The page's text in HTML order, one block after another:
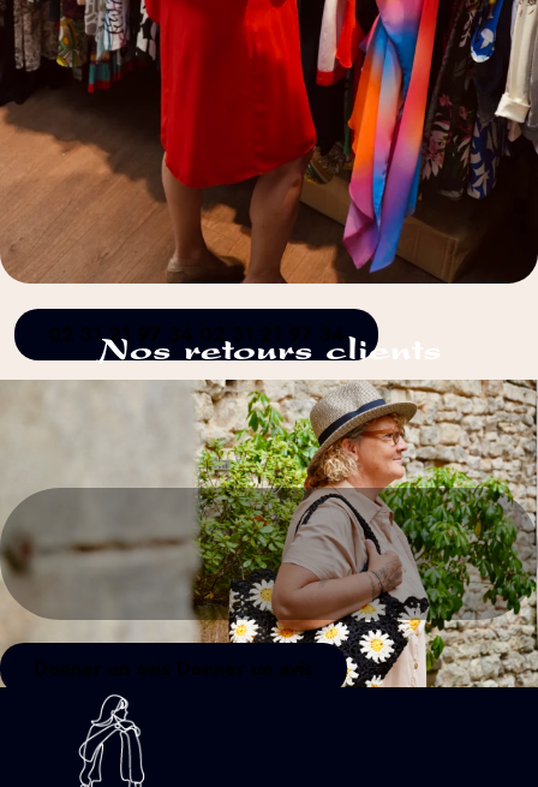
02 31 21 97 34 02 31 21 97 34
Nos retours clients